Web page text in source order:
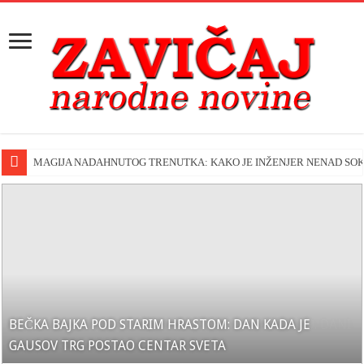
MAGIJA NADAHNUTOG TRENUTKA: KAKO JE INŽENJER NENAD
UROVICA PULSIRA ŽIVOTOM: USPEŠNO ODRŽANI 19. DANI
DIJASPORE
MAGIJA NADAHNUTOG
BEČKA BAJKA POD STARIM HRASTOM: DAN KADA JE
GAUSOV TRG POSTAO CENTAR SVETA
AUSTRIJSKA SMOTRA
SRPSKOG FOLKLORA –